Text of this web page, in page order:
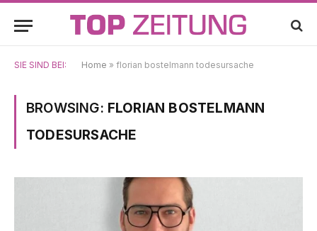
SIE SIND BEI: Home » florian bostelmann todesursache
BROWSING: FLORIAN BOSTELMANN
TODESURSACHE